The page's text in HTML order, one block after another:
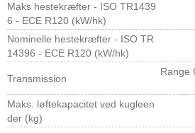
Maks hestekræfter - ISO TR1439
6 - ECE R120 (kW/hk)
Nominelle hestekræfter - ISO TR
14396 - ECE R120 (kW/hk)
Transmission
Range
Maks. løftekapacitet ved kugleen
der (kg)